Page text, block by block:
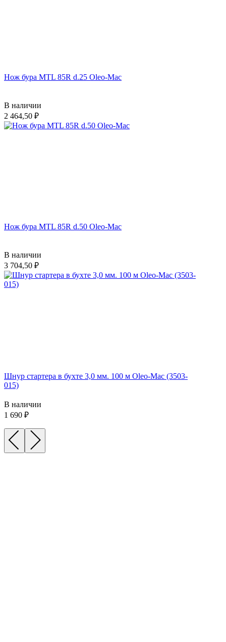
Нож бура MTL 85R d.25 Oleo-Mac
В наличии
2 464,50
Нож бура MTL 85R d.50 Oleo-Mac
В наличии
3 704,50
Шнур стартера в бухте 3,0 мм. 100 м Oleo-Mac (3503-
015)
В наличии
1 690